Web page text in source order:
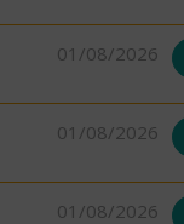
01/08/2026
01/08/2026
01/08/2026